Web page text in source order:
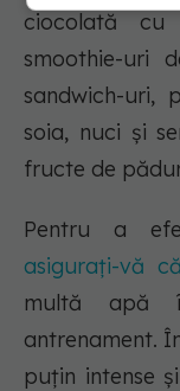
ciocolată cu
smoothie-uri
sandwich-uri,
soia, nuci și
fructe de
Pentru a
asigurați-vă
multă apă
antrenament.
puțin intense